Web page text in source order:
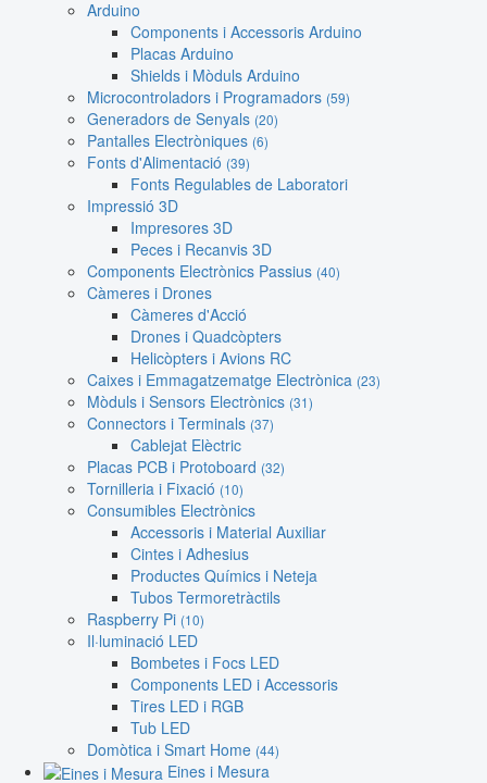
Arduino
Components i Accessoris Arduino
Placas Arduino
Shields i Mòduls Arduino
Microcontroladors i Programadors (59)
Generadors de Senyals (20)
Pantalles Electròniques (6)
Fonts d'Alimentació (39)
Fonts Regulables de Laboratori
Impressió 3D
Impresores 3D
Peces i Recanvis 3D
Components Electrònics Passius (40)
Càmeres i Drones
Càmeres d'Acció
Drones i Quadcòpters
Helicòpters i Avions RC
Caixes i Emmagatzematge Electrònica (23)
Mòduls i Sensors Electrònics (31)
Connectors i Terminals (37)
Cablejat Elèctric
Placas PCB i Protoboard (32)
Tornilleria i Fixació (10)
Consumibles Electrònics
Accessoris i Material Auxiliar
Cintes i Adhesius
Productes Químics i Neteja
Tubos Termoretràctils
Raspberry Pi (10)
Il·luminació LED
Bombetes i Focs LED
Components LED i Accessoris
Tires LED i RGB
Tub LED
Domòtica i Smart Home (44)
Eines i Mesura